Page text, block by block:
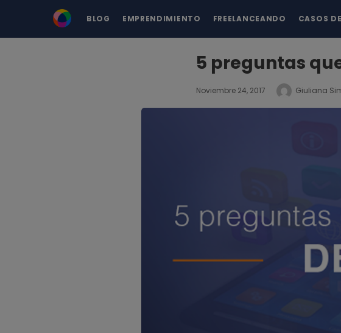
BLOG EMPRENDIMIENTO FREELANCEANDO CASOS
5 preguntas
Noviembre 24, 2017 Giuliana